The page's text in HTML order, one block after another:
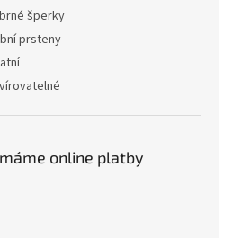
šperky
prsteny
online platby